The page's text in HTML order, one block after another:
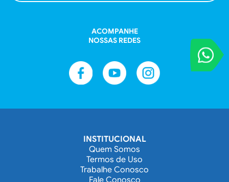
VOCÊ
Entre em
ACOMPANHE
NOSSAS REDES
INSTITUCIONAL
Quem Somos
Termos de Uso
Trabalhe Conosco
Fale Conosco